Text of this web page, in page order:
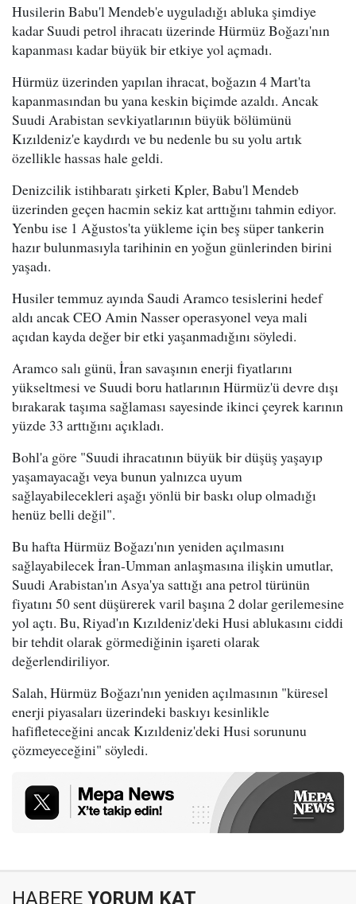
Husilerin Babu'l Mendeb'e uyguladığı abluka şimdiye
kadar Suudi petrol ihracatı üzerinde Hürmüz Boğazı'nın
kapanması kadar büyük bir etkiye yol açmadı.
Hürmüz üzerinden yapılan ihracat, boğazın 4 Mart'ta
kapanmasından bu yana keskin biçimde azaldı. Ancak
Suudi Arabistan sevkiyatlarının büyük bölümünü
Kızıldeniz'e kaydırdı ve bu nedenle bu su yolu artık
özellikle hassas hale geldi.
Denizcilik istihbaratı şirketi Kpler, Babu'l Mendeb
üzerinden geçen hacmin sekiz kat arttığını tahmin ediyor.
Yenbu ise 1 Ağustos'ta yükleme için beş süper tankerin
hazır bulunmasıyla tarihinin en yoğun günlerinden birini
yaşadı.
Husiler temmuz ayında Saudi Aramco tesislerini hedef
aldı ancak CEO Amin Nasser operasyonel veya mali
açıdan kayda değer bir etki yaşanmadığını söyledi.
Aramco salı günü, İran savaşının enerji fiyatlarını
yükseltmesi ve Suudi boru hatlarının Hürmüz'ü devre dışı
bırakarak taşıma sağlaması sayesinde ikinci çeyrek karının
yüzde 33 arttığını açıkladı.
Bohl'a göre "Suudi ihracatının büyük bir düşüş yaşayıp
yaşamayacağı veya bunun yalnızca uyum
sağlayabilecekleri aşağı yönlü bir baskı olup olmadığı
henüz belli değil".
Bu hafta Hürmüz Boğazı'nın yeniden açılmasını
sağlayabilecek İran-Umman anlaşmasına ilişkin umutlar,
Suudi Arabistan'ın Asya'ya sattığı ana petrol türünün
fiyatını 50 sent düşürerek varil başına 2 dolar gerilemesine
yol açtı. Bu, Riyad'ın Kızıldeniz'deki Husi ablukasını ciddi
bir tehdit olarak görmediğinin işareti olarak
değerlendiriliyor.
Salah, Hürmüz Boğazı'nın yeniden açılmasının "küresel
enerji piyasaları üzerindeki baskıyı kesinlikle
hafifleteceğini ancak Kızıldeniz'deki Husi sorununu
çözmeyeceğini" söyledi.
HABERE YORUM KAT